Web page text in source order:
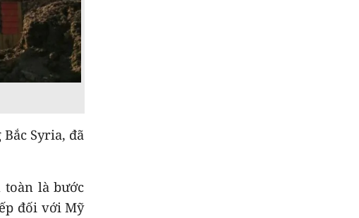
Syria, đã
toàn là bước
đối với Mỹ